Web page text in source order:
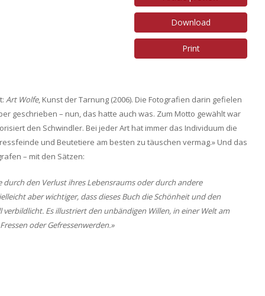
Download
Print
Art Wolfe, Kunst der Tarnung (2006). Die Fotografien darin gefielen
geschrieben – nun, das hatte auch was. Zum Motto gewählt war
den Schwindler. Bei jeder Art hat immer das Individuum die
und Beutetiere am besten zu täuschen vermag.» Und das
– mit den Sätzen:
durch den Verlust ihres Lebensraums oder durch andere
aber wichtiger, dass dieses Buch die Schönheit und den
Es illustriert den unbändigen Willen, in einer Welt am
oder Gefressenwerden.»